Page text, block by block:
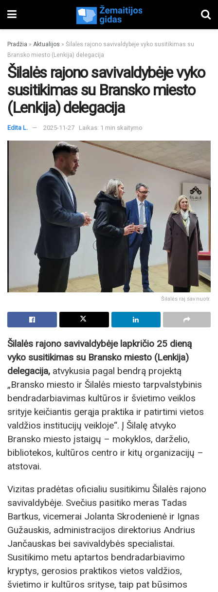
Pradžia » Aktualijos » Šilalės rajono savivaldybėje vyko susitikimas su
Bransko miesto (Lenkija) delegacija
Šilalės rajono savivaldybėje vyko
susitikimas su Bransko miesto
(Lenkija) delegacija
Edita L. 2025-11-27 Laikas: 1 min skaitymo
Šilalės raj.sav.nuotr.
Šilalės rajono savivaldybėje lapkričio 25 dieną
vyko susitikimas su Bransko miesto (Lenkija)
delegacija, atvykusia pagal bendrą projektą
„Bransko miesto ir Šilalės miesto tarpvalstybinis
bendradarbiavimas kultūros ir švietimo veiklos
srityje keičiantis gerąja praktika ir patirtimi vietos
valdžios institucijų veikloje“. Į Šilalę atvyko
Bransko miesto įstaigų – mokyklos, darželio,
bibliotekos, kultūros centro ir kitų organizacijų –
atstovai.
Vizitas pradėtas oficialiu susitikimu Šilalės rajono
savivaldybėje. Svečius pasitiko meras Tadas
Bartkus, vicemerai Jolanta Skrodenienė ir Ignas
Gužauskis, administracijos direktorius Andrius
Jančauskas bei savivaldybės specialistai.
Susitikimo metu aptartos bendradarbiavimo
kryptys, gerosios praktikos vietos valdžios,
švietimo ir kultūros srityse, taip pat būsimos